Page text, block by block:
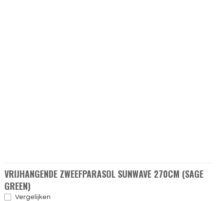
VRIJHANGENDE ZWEEFPARASOL SUNWAVE 270CM (SAGE
GREEN)
Vergelijken